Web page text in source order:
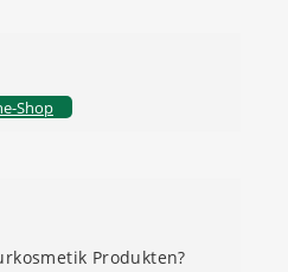
Shop
Produkten?